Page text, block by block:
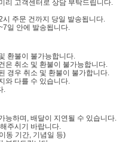
리 고객센터로 상담 부탁드립니다.
주문 건까지 당일 발송됩니다.
일 안에 발송됩니다.
환불이 불가능합니다.
은 취소 및 환불이 불가능합니다.
경우 취소 및 환불이 불가합니다.
와 다를 수 있습니다.
.
능하며, 배달이 지연될 수 있습니다.
주시기 바랍니다.
동 기간, 기념일 등)